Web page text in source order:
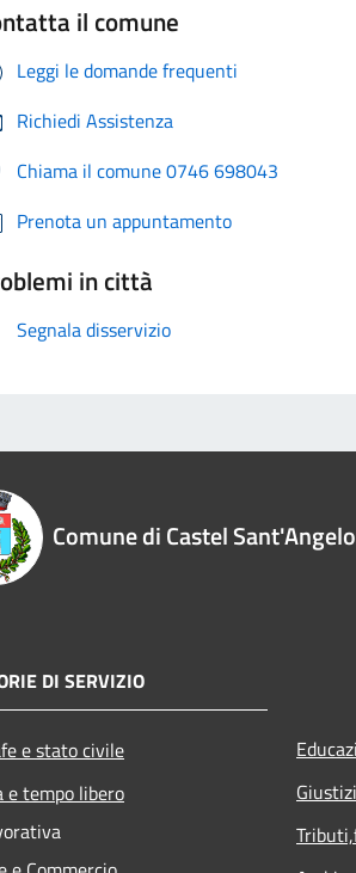
il comune
Leggi le domande frequenti
Richiedi Assistenza
Chiama il comune 0746 698043
Prenota un appuntamento
in città
Segnala disservizio
Comune di Castel Sant'Angelo
DI SERVIZIO
e stato civile
e tempo libero